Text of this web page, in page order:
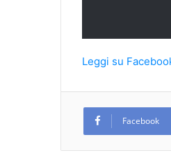
Leggi su
Facebook